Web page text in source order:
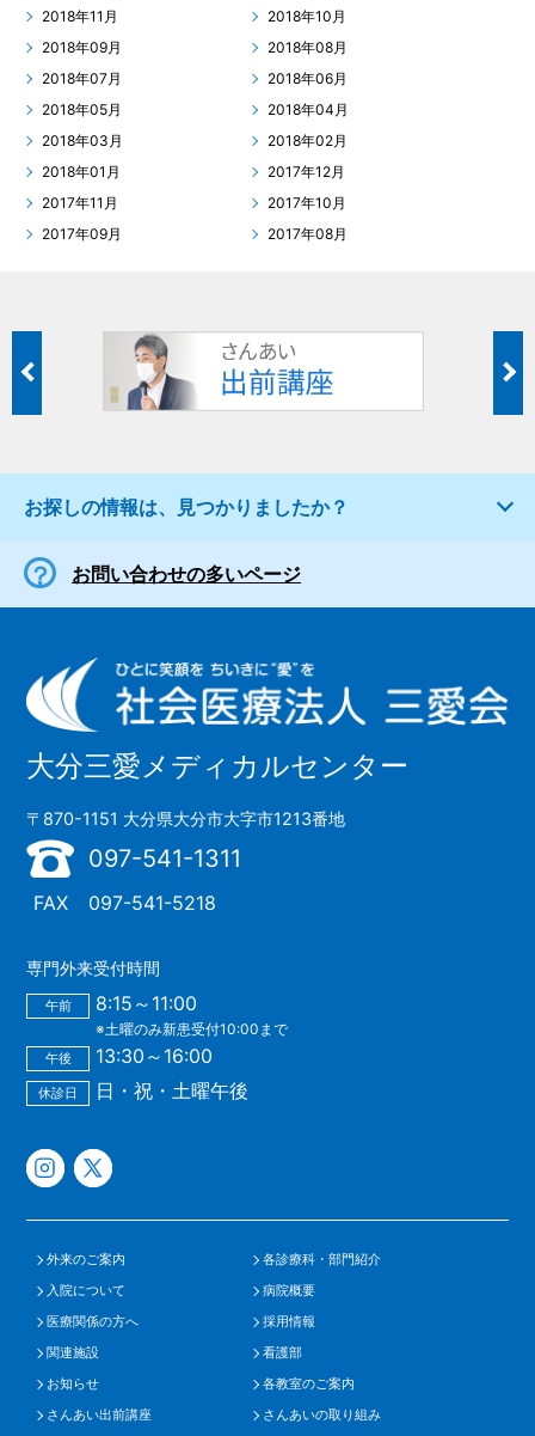
2018年11月
2018年10月
2018年09月
2018年08月
2018年07月
2018年06月
2018年05月
2018年04月
2018年03月
2018年02月
2018年01月
2017年12月
2017年11月
2017年10月
2017年09月
2017年08月
お探しの情報は、見つかりましたか？
お問い合わせの多いページ
大分三愛メディカルセンター
〒870-1151 大分県大分市大字市1213番地
097-541-1311
FAX 097-541-5218
専門外来受付時間
午前 8:15～11:00
※土曜のみ新患受付10:00まで
午後 13:30～16:00
休診日 日・祝・土曜午後
外来のご案内
各診療科・部門紹介
入院について
病院概要
医療関係の方へ
採用情報
関連施設
看護部
お知らせ
各教室のご案内
さんあい出前講座
さんあいの取り組み